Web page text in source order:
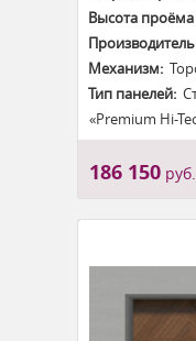
Высота
Механизм:
Тип панелей:
«Premium Hi-
186 150руб.